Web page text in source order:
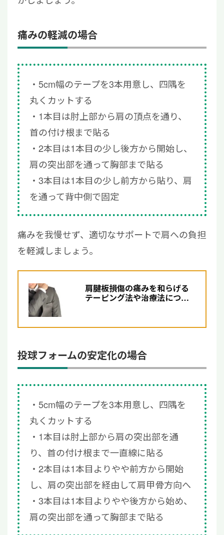
痛みの軽減の場合
5cm幅のテープを3本用意し、四隅を
丸くカットする
1本目は肘上部から肩の頂点を通り、
首の付け根まで貼る
2本目は1本目の少し後方から開始し、
肩の突出部を通って胸部まで貼る
3本目は1本目の少し前方から貼り、肩
を通って背中側で固定
痛みを我慢せず、適切なサポートで肩への負担
を軽減しましょう。
肩腱板損傷の痛みを和らげる
テーピング法や治療法につい
投球フォームの安定化の場合
5cm幅のテープを3本用意し、四隅を
丸くカットする
1本目は肘上部から肩の突出部を通
り、首の付け根まで一直線に貼る
2本目は1本目よりやや前方から開始
し、肩の突出部を経由して肩甲骨方向へ
3本目は1本目よりやや後方から始め、
肩の突出部を通って胸部まで貼る